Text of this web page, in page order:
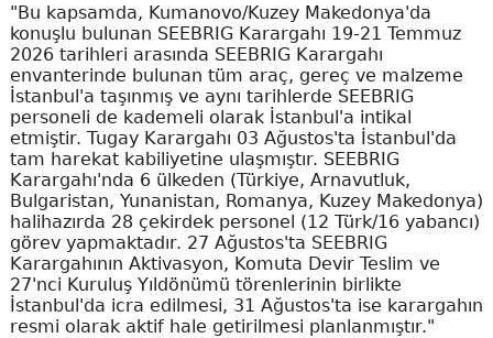
"Bu kapsamda, Kumanovo/Kuzey Makedonya'da
konuşlu bulunan SEEBRIG Karargahı 19-21 Temmuz
2026 tarihleri arasında SEEBRIG Karargahı
envanterinde bulunan tüm araç, gereç ve malzeme
İstanbul'a taşınmış ve aynı tarihlerde SEEBRIG
personeli de kademeli olarak İstanbul'a intikal
etmiştir. Tugay Karargahı 03 Ağustos'ta İstanbul'da
tam harekat kabiliyetine ulaşmıştır. SEEBRIG
Karargahı'nda 6 ülkeden (Türkiye, Arnavutluk,
Bulgaristan, Yunanistan, Romanya, Kuzey Makedonya)
halihazırda 28 çekirdek personel (12 Türk/16 yabancı)
görev yapmaktadır. 27 Ağustos'ta SEEBRIG
Karargahının Aktivasyon, Komuta Devir Teslim ve
27'nci Kuruluş Yıldönümü törenlerinin birlikte
İstanbul'da icra edilmesi, 31 Ağustos'ta ise karargahın
resmi olarak aktif hale getirilmesi planlanmıştır."